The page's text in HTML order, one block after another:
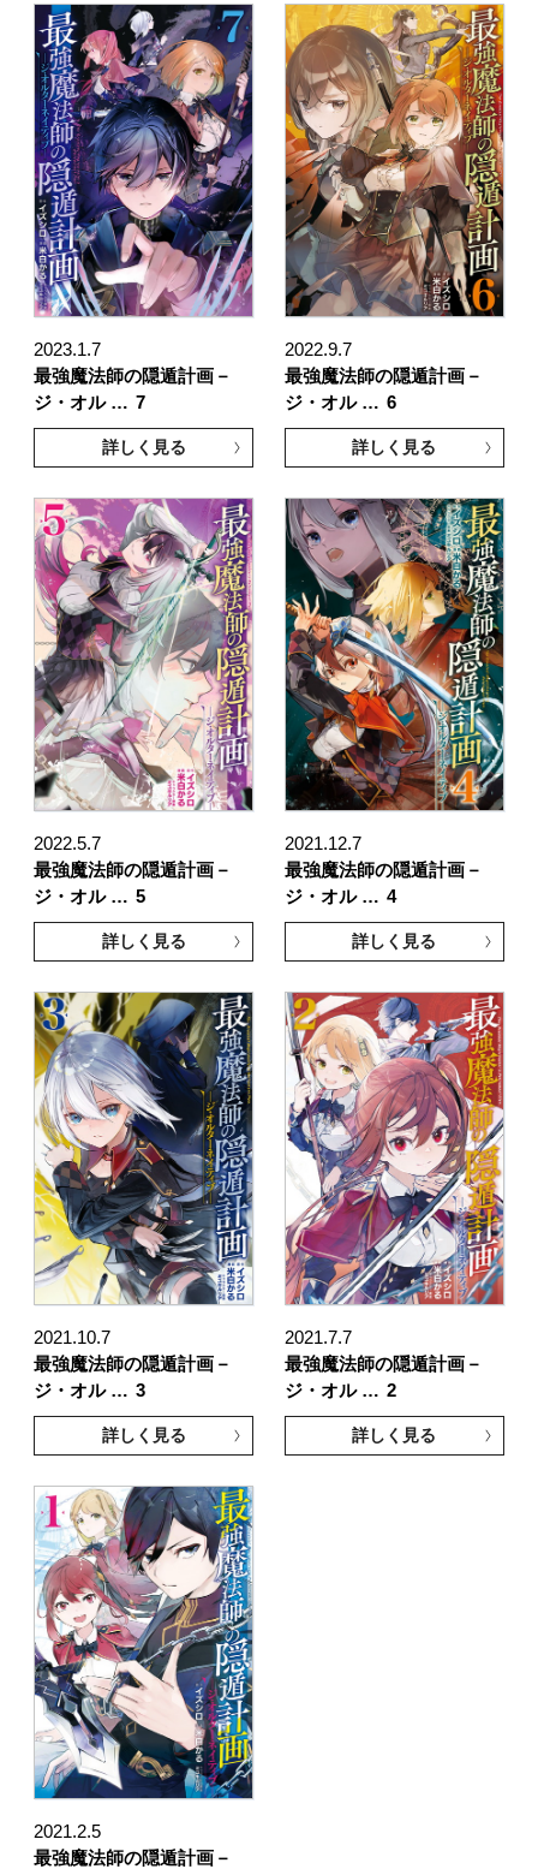
2023.1.7
最強魔法師の隠遁計画－
ジ・オル … 7
詳しく見る
2022.9.7
最強魔法師の隠遁計画－
ジ・オル … 6
詳しく見る
2022.5.7
最強魔法師の隠遁計画－
ジ・オル … 5
詳しく見る
2021.12.7
最強魔法師の隠遁計画－
ジ・オル … 4
詳しく見る
2021.10.7
最強魔法師の隠遁計画－
ジ・オル … 3
詳しく見る
2021.7.7
最強魔法師の隠遁計画－
ジ・オル … 2
詳しく見る
2021.2.5
最強魔法師の隠遁計画－